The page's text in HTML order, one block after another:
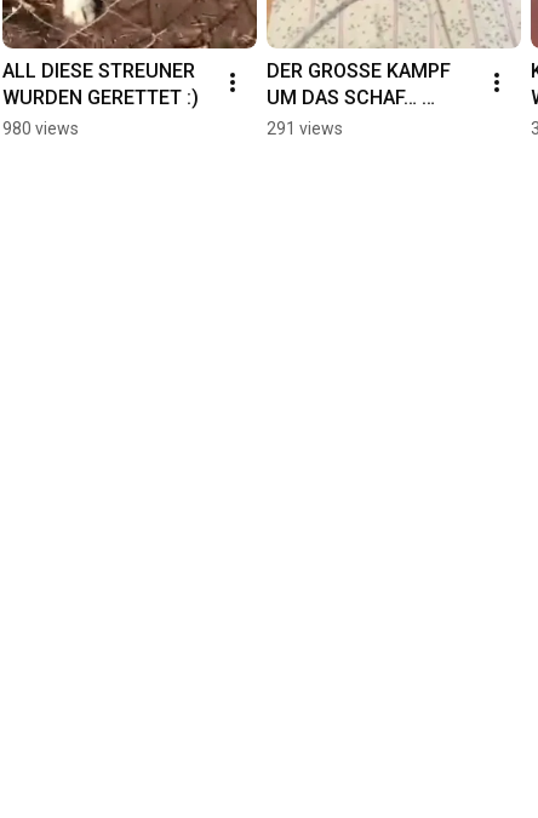
ALL DIESE STREUNER
WURDEN GERETTET :)
980 views
DER GROSSE KAMPF
UM DAS SCHAF…
Achtung Zuckerschock
291 views